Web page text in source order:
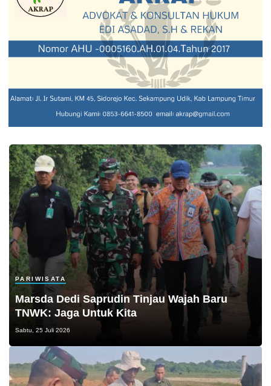
PARIWISATA
Marsda Dedi Saprudin Tinjau Wajah Baru
TNWK: Jaga Untuk Kita
Sabtu, 25 Juli 2026